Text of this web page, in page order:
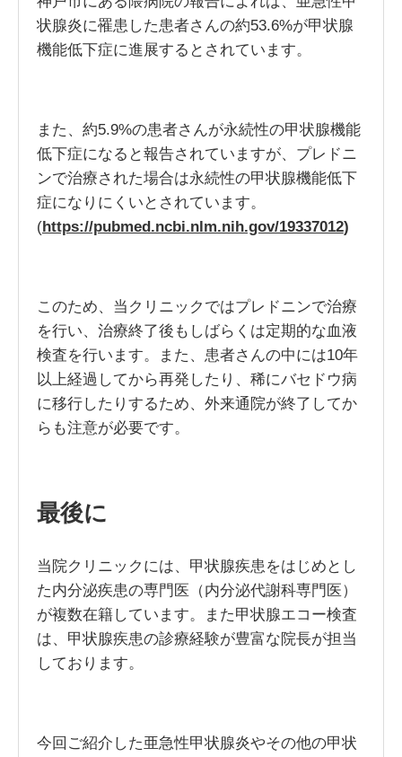
状腺炎に罹患した患者さんの約53.6%が甲状腺
機能低下症に進展するとされています。
また、約5.9%の患者さんが永続性の甲状腺機能
低下症になると報告されていますが、プレドニ
ンで治療された場合は永続性の甲状腺機能低下
症になりにくいとされています。
(https://pubmed.ncbi.nlm.nih.gov/19337012)
このため、当クリニックではプレドニンで治療
を行い、治療終了後もしばらくは定期的な血液
検査を行います。また、患者さんの中には10年
以上経過してから再発したり、稀にバセドウ病
に移行したりするため、外来通院が終了してか
らも注意が必要です。
最後に
当院クリニックには、甲状腺疾患をはじめとし
た内分泌疾患の専門医（内分泌代謝科専門医）
が複数在籍しています。また甲状腺エコー検査
は、甲状腺疾患の診療経験が豊富な院長が担当
しております。
今回ご紹介した亜急性甲状腺炎やその他の甲状